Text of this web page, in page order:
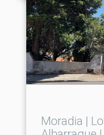
Moradia |